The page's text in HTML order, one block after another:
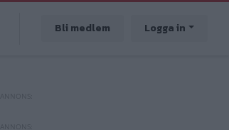
Bli medlem Logga in